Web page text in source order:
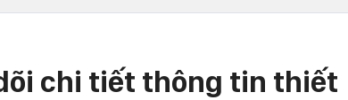
chi tiết thông tin thiết